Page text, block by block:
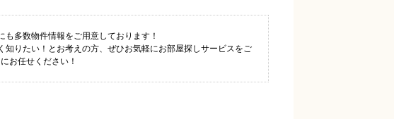
多数物件情報をご用意しております！
りたい！とお考えの方、ぜひお気軽にお部屋探しサービスをご
お任せください！